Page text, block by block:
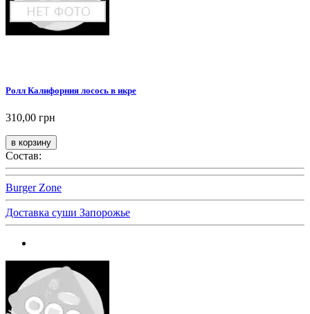
Ролл Калифорния лосось в икре
310,00 грн
Состав:
Burger Zone
Доставка суши Запорожье